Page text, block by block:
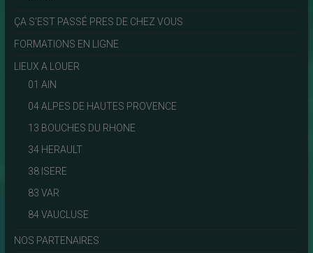
ÇA S'EST PASSÉ PRES DE CHEZ VOUS
FORMATIONS EN LIGNE
LIEUX A LOUER
01 AIN
04 ALPES DE HAUTES PROVENCE
13 BOUCHES DU RHONE
34 HERAULT
38 ISERE
83 VAR
84 VAUCLUSE
NOS PARTENAIRES